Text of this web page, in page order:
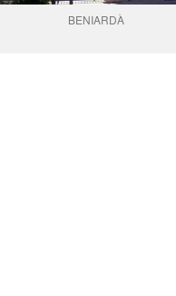
BENIARDÀ